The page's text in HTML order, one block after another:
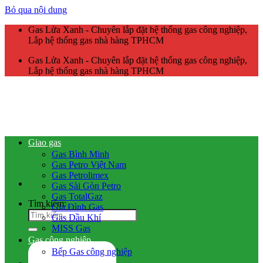
Bỏ qua nội dung
Gas Lửa Xanh - Chuyên lắp đặt hệ thống gas công nghiệp,
Lắp hệ thống gas nhà hàng TPHCM
Gas Lửa Xanh - Chuyên lắp đặt hệ thống gas công nghiệp,
Lắp hệ thống gas nhà hàng TPHCM
Tìm kiếm:
Giao gas
Gas Bình Minh
Gas Petro Việt Nam
Gas Petrolimex
Gas Sài Gòn Petro
Gas TotalGaz
Gia Đình Gas
Gas Dầu Khí
MISS Gas
Gas công nghiệp
Bếp Gas công nghiệp